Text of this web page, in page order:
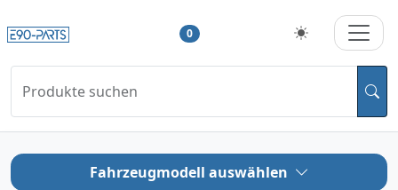
0
Produkte suchen
Fahrzeugmodell auswählen